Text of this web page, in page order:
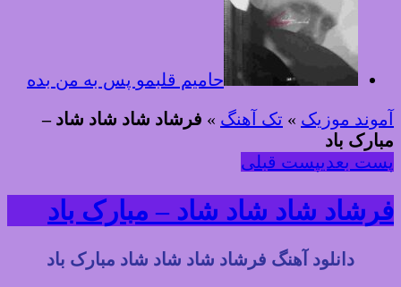
حامیم قلبمو پس به من بده
آموند موزیک » تک آهنگ » فرشاد شاد شاد شاد –
مبارک باد
پست بعدیپست قبلی
فرشاد شاد شاد شاد – مبارک باد
دانلود آهنگ فرشاد شاد شاد شاد مبارک باد